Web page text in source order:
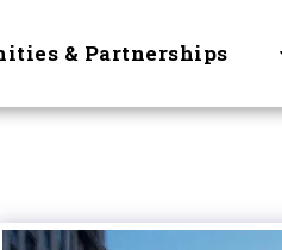
& Partnerships